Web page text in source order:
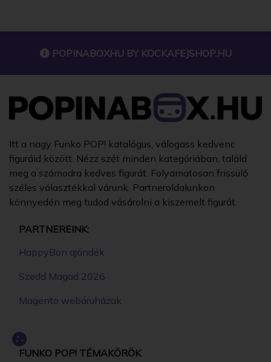
POPINABOXHU BY KOCKAFEJSHOP.HU
Itt a nagy Funko POP! katalógus, válogass kedvenc
figuráid között. Nézz szét minden kategóriában, találd
meg a számodra kedves figurát. Folyamatosan frissülő
széles választékkal várunk. Partneroldalunkon
könnyedén meg tudod vásárolni a kiszemelt figurát.
PARTNEREINK:
HappyBon ajándék
Szedd Magad 2026
Magento webáruházak
FUNKO POP! TÉMAKÖRÖK